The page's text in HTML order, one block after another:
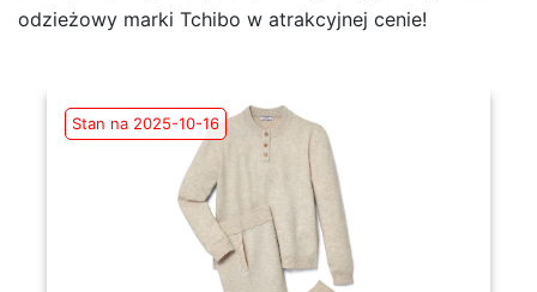
odzieżowy marki Tchibo w atrakcyjnej cenie!
Stan na 2025-10-16